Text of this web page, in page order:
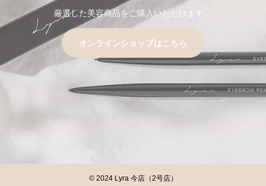
厳選した美容商品をご購入いただけます。
オンラインショップはこちら
© 2024 Lyra 今店（2号店）